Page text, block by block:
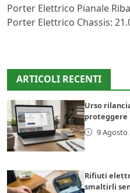
Porter Elettrico Pianale
Porter Elettrico Chassis:
ARTICOLI RECENTI
Urso
proteggere
9 Agosto
Rifiuti
smaltirli